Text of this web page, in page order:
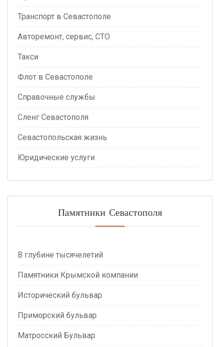
Транспорт в Севастополе
Авторемонт, сервис, СТО
Такси
Флот в Севастополе
Справочные службы
Сленг Севастополя
Севастопольская жизнь
Юридические услуги
Памятники Севастополя
В глубине тысячелетий
Памятники Крымской компании
Исторический бульвар
Приморский бульвар
Матросский Бульвар